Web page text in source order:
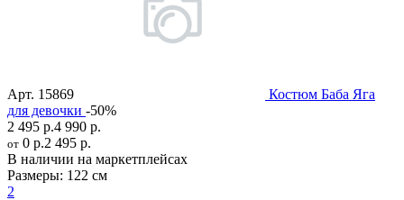
Арт. 15869
Костюм Баба Яга
для девочки -50%
2 495 р.4 990 р.
от 0 р.2 495 р.
В наличии на маркетплейсах
Размеры: 122 см
2